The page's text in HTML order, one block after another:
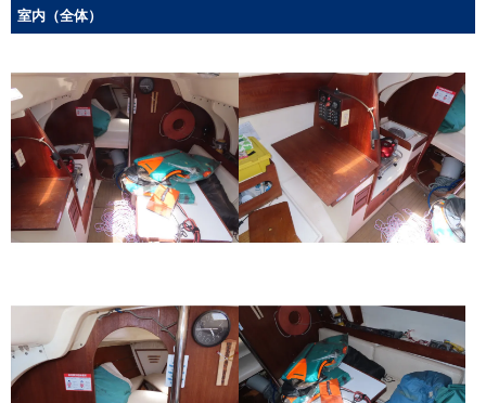
室内（全体）